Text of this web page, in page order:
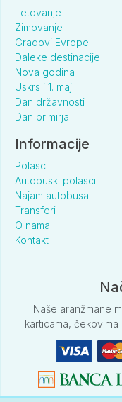
Letovanje
Zimovanje
Gradovi Evrope
Daleke destinacije
Nova godina
Uskrs i 1. maj
Dan državnosti
Dan primirja
Informacije
Polasci
Autobuski polasci
Najam autobusa
Transferi
O nama
Kontakt
Naše aranžmane
karticama,